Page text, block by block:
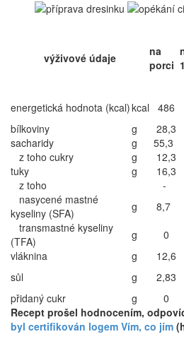
výživové údaje
na
porci
energetická hodnota (kcal)kcal 486
bílkoviny
g 28,3
sacharidy
g 55,3
z toho cukry
g 12,3
tuky
g 16,3
z toho
-
nasycené mastné
kyseliny (SFA)
g 8,7
transmastné kyseliny
(TFA)
g 0
vláknina
g 12,6
sůl
g 2,83
přidaný cukr
g 0
Recept prošel hodnocením,
byl certifikován logem Vím, co jím